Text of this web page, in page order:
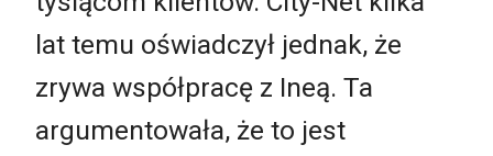
lat temu oświadczył jednak, że
zrywa współpracę z Ineą. Ta
argumentowała, że to jest